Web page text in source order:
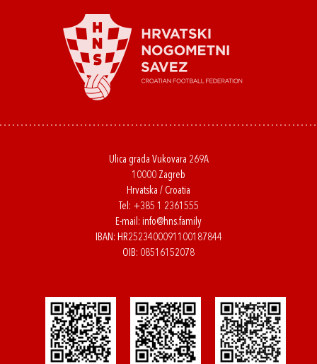
Ulica grada Vukovara 269A
10000 Zagreb
Hrvatska / Croatia
Tel: +385 1 2361555
E-mail: info@hns.family
IBAN: HR2523400091100187844
OIB: 08516152078